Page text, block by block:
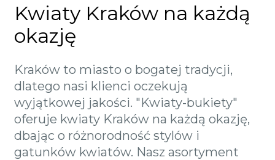
Kwiaty Kraków na każdą
okazję
Kraków to miasto o bogatej tradycji,
dlatego nasi klienci oczekują
wyjątkowej jakości. "Kwiaty-bukiety"
oferuje kwiaty Kraków na każdą okazję,
dbając o różnorodność stylów i
gatunków kwiatów. Nasz asortyment